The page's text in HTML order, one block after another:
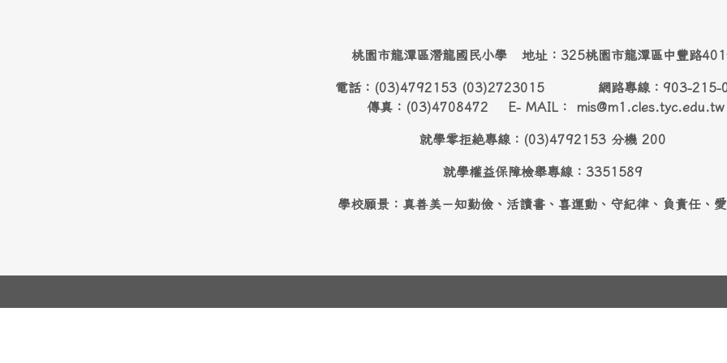
桃園市龍潭區潛龍國民小學 地址：325桃園市龍潭區中豐路
電話：(03)4792153 (03)2723015 網路專線：903-215-
傳真：(03)4708472 E- MAIL： mis@m1.cles.tyc.edu.tw
就學零拒絶專線：(03)4792153 分機 200
就學權益保障檢舉專線：3351589
學校願景：真善美－知勤儉、活讀書、喜運動、守紀律、負責任、